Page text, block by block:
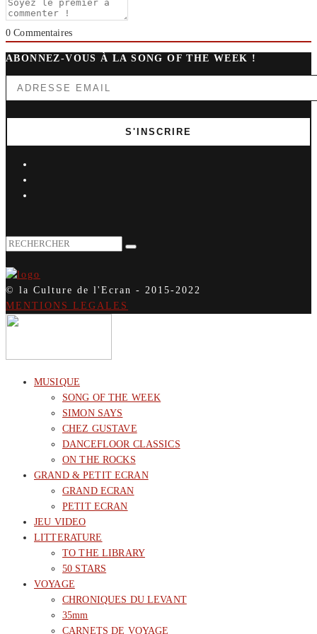
0 Commentaires
ABONNEZ-VOUS À LA SONG OF THE WEEK !
© la Culture de l'Ecran - 2015-2022
MENTIONS LEGALES
MUSIQUE
SONG OF THE WEEK
SIMON SAYS
CHEZ GUSTAVE
DANCEFLOOR CLASSICS
ON THE ROCKS
GRAND & PETIT ECRAN
GRAND ECRAN
PETIT ECRAN
JEU VIDEO
LITTERATURE
TO THE LIBRARY
50 STARS
VOYAGE
CHRONIQUES DU LEVANT
35mm
CARNETS DE VOYAGE